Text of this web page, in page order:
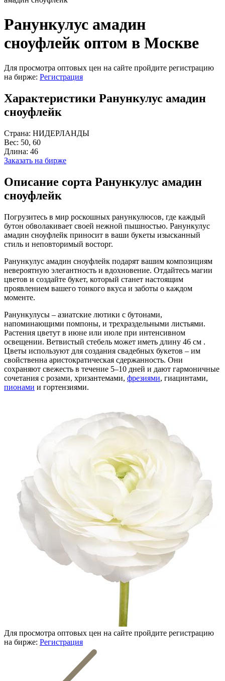
Ранункулус амадин
сноуфлейк оптом в Москве
Для просмотра оптовых цен на сайте пройдите регистрацию
на бирже: Регистрация
Характеристики Ранункулус амадин
сноуфлейк
Страна: НИДЕРЛАНДЫ
Вес: 50, 60
Длина: 46
Заказать на бирже
Описание сорта Ранункулус амадин
сноуфлейк
Погрузитесь в мир роскошных ранункулюсов, где каждый
бутон обволакивает своей нежной пышностью. Ранункулус
амадин сноуфлейк приносит в ваши букеты изысканный
стиль и неповторимый восторг.
Ранункулус амадин сноуфлейк подарят вашим композициям
невероятную элегантность и вдохновение. Отдайтесь магии
цветов и создайте букет, который станет настоящим
проявлением вашего тонкого вкуса и заботы о каждом
моменте.
Ранункулусы – азиатские лютики с бутонами,
напоминающими помпоны, и трехраздельными листьями.
Растения цветут в июне или июле при интенсивном
освещении. Ветвистый стебель может иметь длину 46 см .
Цветы используют для создания свадебных букетов – им
свойственна аристократическая сдержанность. Они
сохраняют свежесть в течение 5–10 дней и дают гармоничные
сочетания с розами, хризантемами, фрезиями, гиацинтами,
пионами и гортензиями.
Для просмотра оптовых цен на сайте пройдите регистрацию
на бирже: Регистрация